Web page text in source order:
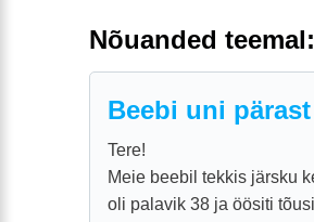
Nõuanded
Beebi uni
Tere!
Meie beebil tekkis järsku
oli palavik 38 ja öösiti